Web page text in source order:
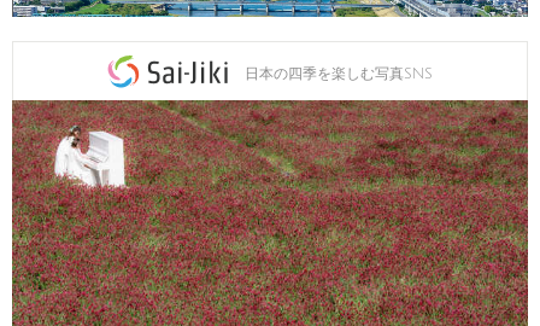
日本の四季を楽しむ写真SNS